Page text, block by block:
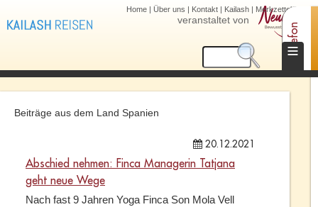
veranstaltet von
Home | Über uns | Kontakt | Kailash | Merkzettel (0)
≡
Beiträge aus dem Land Spanien
20.12.2021
Abschied nehmen: Finca Managerin Tatjana
geht neue Wege
Nach fast 9 Jahren Yoga Finca Son Mola Vell
Telefon